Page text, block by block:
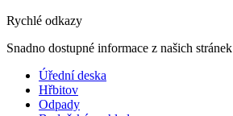
Rychlé odkazy
Snadno dostupné informace z našich stránek
Úřední deska
Hřbitov
Odpady